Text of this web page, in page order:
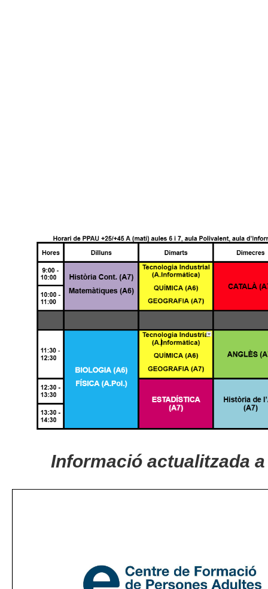
Informació actualitzada